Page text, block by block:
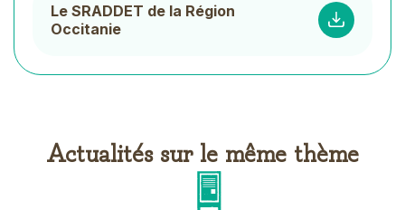
Le SRADDET de la Région
Occitanie
Actualités sur le même thème
Picto